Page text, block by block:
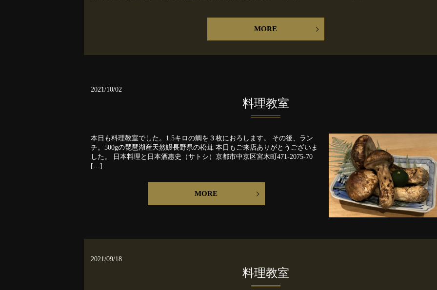
MORE
2021/10/02
料理教室
本日も料理教室でした。1.5キロの鯛を３枚におろします。 その後、ラン
チ。500gの琵琶湖産天然鰻長野県の松茸 本日もご来店ありがとうございま
した。 日本料理と日本酒惠史（サトシ）京都市中京区宮木町471-2075-70
[…]
MORE
2021/09/18
料理教室